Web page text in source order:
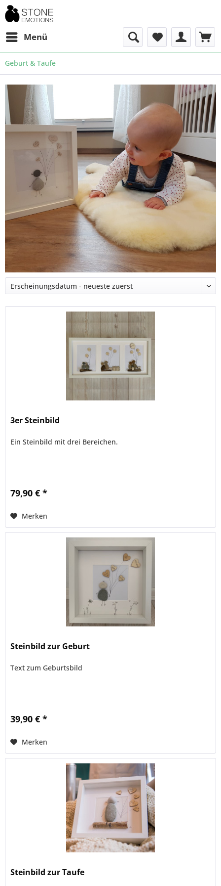
Menü
Geburt & Taufe
3er Steinbild
Ein Steinbild mit drei Bereichen.
79,90 € *
Merken
Steinbild zur Geburt
Text zum Geburtsbild
39,90 € *
Merken
Steinbild zur Taufe